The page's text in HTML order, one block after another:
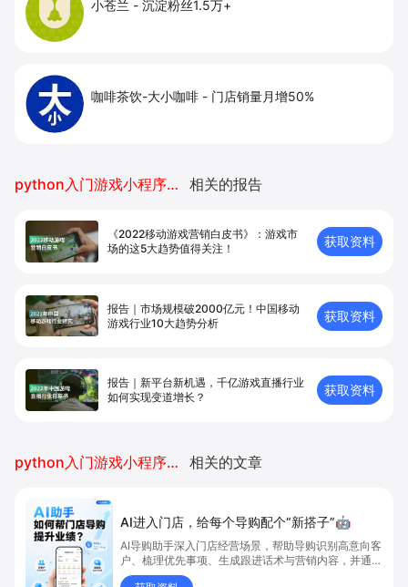
小苍兰 - 沉淀粉丝1.5万+
咖啡茶饮-大小咖啡 - 门店销量月增50%
python入门游戏小程序开发 相关的报告
《2022移动游戏营销白皮书》：游戏市
场的这5大趋势值得关注！
获取资料
报告｜市场规模破2000亿元！中国移动
游戏行业10大趋势分析
获取资料
报告｜新平台新机遇，千亿游戏直播行业
如何实现变道增长？
获取资料
python入门游戏小程序开发 相关的文章
AI进入门店，给每个导购配个“新搭子”🤖
AI导购助手深入门店经营场景，帮助导购识别高意向客
户、梳理优先事项、生成跟进话术与营销内容，并通过
语音快速沉淀客户记录，让每个导购都能从高价值动作